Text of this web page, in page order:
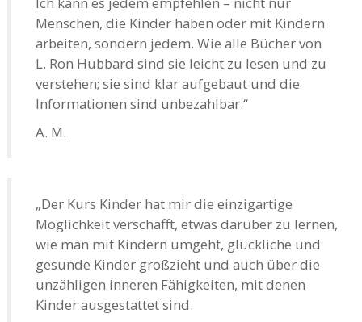
Menschen, die Kinder haben oder mit Kindern
arbeiten, sondern jedem. Wie alle Bücher von
L. Ron Hubbard sind sie leicht zu lesen und zu
verstehen; sie sind klar aufgebaut und die
Informationen sind unbezahlbar.“
A. M.
„Der Kurs Kinder hat mir die einzigartige
Möglichkeit verschafft, etwas darüber zu lernen,
wie man mit Kindern umgeht, glückliche und
gesunde Kinder großzieht und auch über die
unzähligen inneren Fähigkeiten, mit denen
Kinder ausgestattet sind.